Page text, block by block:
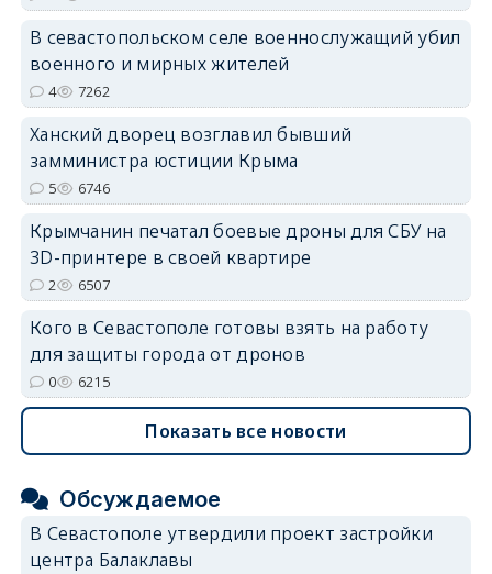
erid: 2SDnjdvhGXG
В севастопольском селе военнослужащий убил
военного и мирных жителей
4 7262
Ханский дворец возглавил бывший
замминистра юстиции Крыма
5 6746
Крымчанин печатал боевые дроны для СБУ на
3D-принтере в своей квартире
2 6507
Кого в Севастополе готовы взять на работу
для защиты города от дронов
0 6215
Показать все новости
Обсуждаемое
В Севастополе утвердили проект застройки
центра Балаклавы